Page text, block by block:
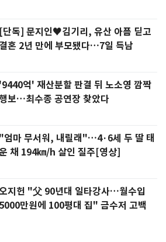
[단독] 문지인♥김기리, 유산 아픔 딛고
결혼 2년 만에 부모됐다…7일 득남
'9440억' 재산분할 판결 뒤 노소영 깜짝
보…최수종 공연장 찾았다
"엄마 무서워, 내릴래"…4·6세 두 딸 태
채 194㎞/h 살인 질주[영상]
지헌 "父 90년대 일타강사…월수입
5000만원에 100평대 집" 금수저 고백